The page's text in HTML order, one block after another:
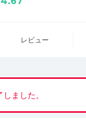
レビュー
ました。